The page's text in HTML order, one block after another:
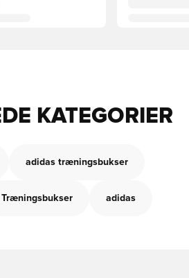
KATEGORIER
adidas træningsbukser
Træningsbukser adidas